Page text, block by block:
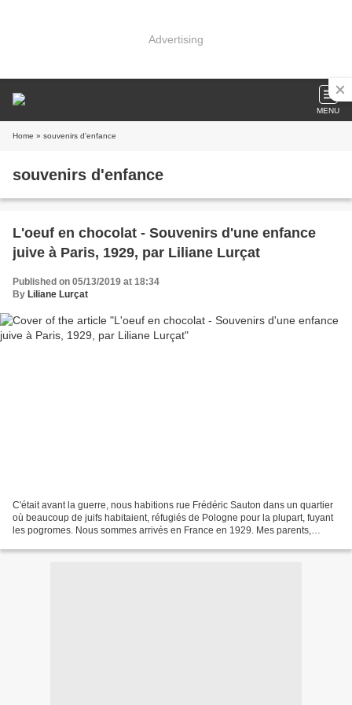
Advertising
MENU
Home » souvenirs d'enfance
souvenirs d'enfance
L'oeuf en chocolat - Souvenirs d'une enfance
juive à Paris, 1929, par Liliane Lurçat
Published on 05/13/2019 at 18:34
By Liliane Lurçat
C'était avant la guerre, nous habitions rue Frédéric Sauton dans un quartier
où beaucoup de juifs habitaient, réfugiés de Pologne pour la plupart, fuyant
les pogromes. Nous sommes arrivés en France en 1929. Mes parents,